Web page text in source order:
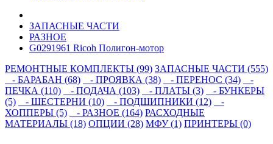
ЗАПАСНЫЕ ЧАСТИ
РАЗНОЕ
G0291961 Ricoh Полигон-мотор
РЕМОНТНЫЕ КОМПЛЕКТЫ (99) ЗАПАСНЫЕ ЧАСТИ (555)
- БАРАБАН (68)
- ПРОЯВКА (38) - ПЕРЕНОС (34)
-
ПЕЧКА (110)
- ПОДАЧА (103) - ПЛАТЫ (3)
- БУНКЕРЫ
(5)
- ШЕСТЕРНИ (10) - ПОДШИПНИКИ (12)
-
ХОППЕРЫ (5)
- РАЗНОЕ (164) РАСХОДНЫЕ
МАТЕРИАЛЫ (18) ОПЦИИ (28) МФУ (1) ПРИНТЕРЫ (0)